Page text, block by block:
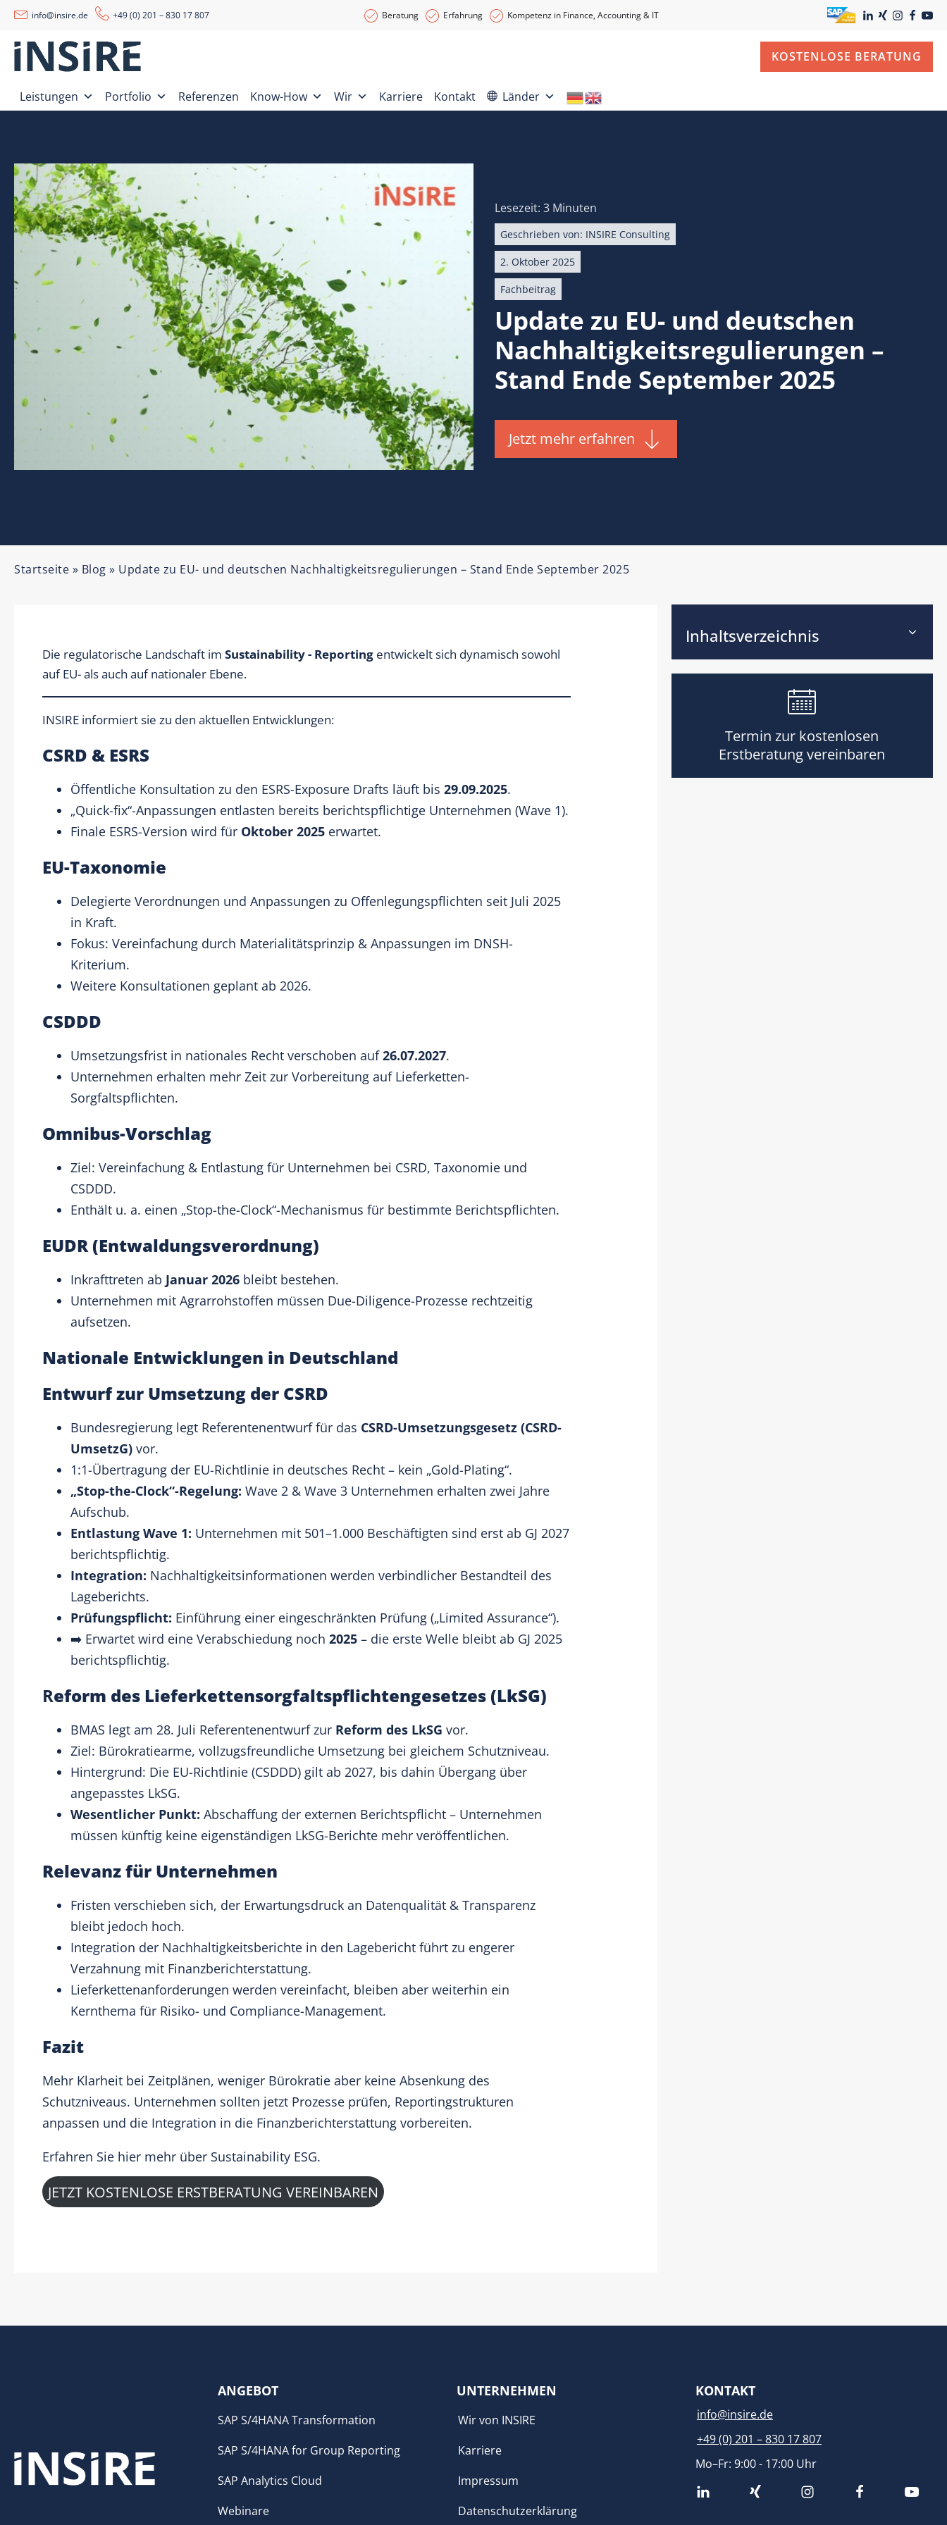
info@insire.de +49 (0) 201 – 830 17 807 Beratung Erfahrung Kompetenz in Finance, Accounting & IT
KOSTENLOSE BERATUNG
Leistungen Portfolio Referenzen Know-How Wir Karriere Kontakt Länder
Lesezeit: 3 Minuten
Geschrieben von: INSIRE Consulting
2. Oktober 2025
Fachbeitrag
Update zu EU- und deutschen
Nachhaltigkeitsregulierungen –
Stand Ende September 2025
Jetzt mehr erfahren
Startseite » Blog » Update zu EU- und deutschen Nachhaltigkeitsregulierungen – Stand Ende September 2025
Die regulatorische Landschaft im Sustainability - Reporting entwickelt sich dynamisch sowohl
auf EU- als auch auf nationaler Ebene.
INSIRE informiert sie zu den aktuellen Entwicklungen:
CSRD & ESRS
Öffentliche Konsultation zu den ESRS-Exposure Drafts läuft bis 29.09.2025.
„Quick-fix“-Anpassungen entlasten bereits berichtspflichtige Unternehmen (Wave 1).
Finale ESRS-Version wird für Oktober 2025 erwartet.
EU-Taxonomie
Delegierte Verordnungen und Anpassungen zu Offenlegungspflichten seit Juli 2025
in Kraft.
Fokus: Vereinfachung durch Materialitätsprinzip & Anpassungen im DNSH-
Kriterium.
Weitere Konsultationen geplant ab 2026.
CSDDD
Umsetzungsfrist in nationales Recht verschoben auf26.07.2027.
Unternehmen erhalten mehr Zeit zur Vorbereitung auf Lieferketten-
Sorgfaltspflichten.
Omnibus-Vorschlag
Ziel: Vereinfachung & Entlastung für Unternehmen bei CSRD, Taxonomie und
CSDDD.
Enthält u. a. einen „Stop-the-Clock“-Mechanismus für bestimmte Berichtspflichten.
EUDR (Entwaldungsverordnung)
Inkrafttreten ab Januar 2026 bleibt bestehen.
Unternehmen mit Agrarrohstoffen müssen Due-Diligence-Prozesse rechtzeitig
aufsetzen.
Nationale Entwicklungen in Deutschland
Entwurf zur Umsetzung der CSRD
Bundesregierung legt Referentenentwurf für das CSRD-Umsetzungsgesetz (CSRD-
UmsetzG) vor.
1:1-Übertragung der EU-Richtlinie in deutsches Recht – kein „Gold-Plating“.
„Stop-the-Clock“-Regelung: Wave 2 & Wave 3 Unternehmen erhalten zwei Jahre
Aufschub.
Entlastung Wave 1: Unternehmen mit 501–1.000 Beschäftigten sind erst ab GJ 2027
berichtspflichtig.
Integration: Nachhaltigkeitsinformationen werden verbindlicher Bestandteil des
Lageberichts.
Prüfungspflicht: Einführung einer eingeschränkten Prüfung („Limited Assurance“).
➡️ Erwartet wird eine Verabschiedung noch 2025 – die erste Welle bleibt ab GJ 2025
berichtspflichtig.
Reform des Lieferkettensorgfaltspflichtengesetzes (LkSG)
BMAS legt am 28. Juli Referentenentwurf zur Reform des LkSG vor.
Ziel: Bürokratiearme, vollzugsfreundliche Umsetzung bei gleichem Schutzniveau.
Hintergrund: Die EU-Richtlinie (CSDDD) gilt ab 2027, bis dahin Übergang über
angepasstes LkSG.
Wesentlicher Punkt: Abschaffung der externen Berichtspflicht – Unternehmen
müssen künftig keine eigenständigen LkSG-Berichte mehr veröffentlichen.
Relevanz für Unternehmen
Fristen verschieben sich, der Erwartungsdruck an Datenqualität & Transparenz
bleibt jedoch hoch.
Integration der Nachhaltigkeitsberichte in den Lagebericht führt zu engerer
Verzahnung mit Finanzberichterstattung.
Lieferkettenanforderungen werden vereinfacht, bleiben aber weiterhin ein
Kernthema für Risiko- und Compliance-Management.
Fazit
Mehr Klarheit bei Zeitplänen, weniger Bürokratie aber keine Absenkung des
Schutzniveaus. Unternehmen sollten jetzt Prozesse prüfen, Reportingstrukturen
anpassen und die Integration in die Finanzberichterstattung vorbereiten.
Erfahren Sie hier mehr über Sustainability ESG.
JETZT KOSTENLOSE ERSTBERATUNG VEREINBAREN
Inhaltsverzeichnis
Termin zur kostenlosen
Erstberatung vereinbaren
ANGEBOT
SAP S/4HANA Transformation
SAP S/4HANA for Group Reporting
SAP Analytics Cloud
Webinare
UNTERNEHMEN
Wir von INSIRE
Karriere
Impressum
Datenschutzerklärung
KONTAKT
info@insire.de
+49 (0) 201 – 830 17 807
Mo–Fr: 9:00 - 17:00 Uhr